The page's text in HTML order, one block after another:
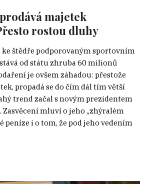
majetek
rostou dluhy
štědře podporovaným sportovním
od státu zhruba 60 milionů
je ovšem záhadou: přestože
propadá se do čím dál tím větší
trend začal s novým prezidentem
Zasvěcení mluví o jeho „zhýralém
peníze i o tom, že pod jeho vedením